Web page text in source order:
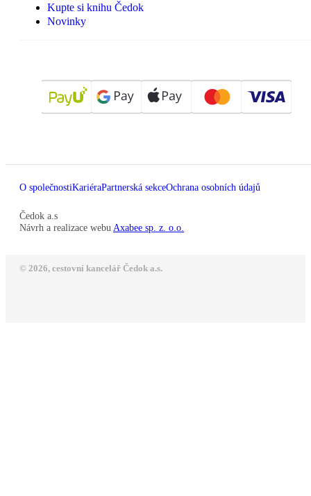
Kupte si knihu Čedok
Novinky
O společnostiKariéraPartnerská sekceOchrana osobních údajů
Čedok a.s
Návrh a realizace webu Axabee sp. z. o.o.
© 2026, cestovní kancelář Čedok a.s.